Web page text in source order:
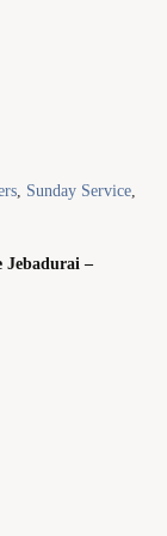
, Sunday Service,
Jebadurai –